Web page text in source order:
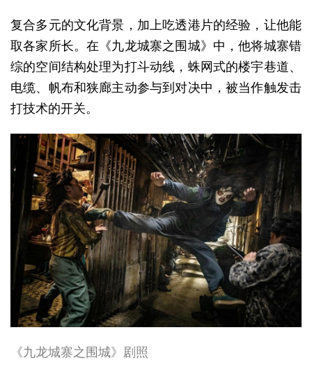
复合多元的文化背景，加上吃透港片的经验，让他能
取各家所长。在《九龙城寨之围城》中，他将城寨错
综的空间结构处理为打斗动线，蛛网式的楼宇巷道、
电缆、帆布和狭廊主动参与到对决中，被当作触发击
打技术的开关。
《九龙城寨之围城》剧照